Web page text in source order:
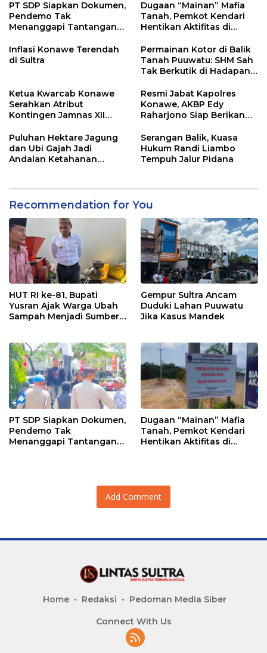
PT SDP Siapkan Dokumen,
Pendemo Tak
Menanggapi Tantangan
Dugaan “Mainan” Mafia
Tanah, Pemkot Kendari
Hentikan Aktifitas di
Inflasi Konawe Terendah
di Sultra
Permainan Kotor di Balik
Tanah Puuwatu: SHM Sah
Tak Berkutik di Hadapan
Ketua Kwarcab Konawe
Serahkan Atribut
Kontingen Jamnas XII
Resmi Jabat Kapolres
Konawe, AKBP Edy
Raharjono Siap Berikan
Puluhan Hektare Jagung
dan Ubi Gajah Jadi
Andalan Ketahanan
Serangan Balik, Kuasa
Hukum Randi Liambo
Tempuh Jalur Pidana
Recommendation for You
HUT RI ke-81, Bupati
Yusran Ajak Warga Ubah
Sampah Menjadi Sumber
Gempur Sultra Ancam
Duduki Lahan Puuwatu
Jika Kasus Mandek
PT SDP Siapkan Dokumen,
Pendemo Tak
Menanggapi Tantangan
Dugaan “Mainan” Mafia
Tanah, Pemkot Kendari
Hentikan Aktifitas di
Add Comment
Home Redaksi Pedoman Media Siber
Connect With Us